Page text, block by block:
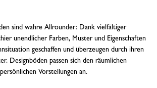
sind wahre Allrounder: Dank vielfältiger
unendlicher Farben, Muster und Eigenschaften
geschaffen und überzeugen durch ihren
Designböden passen sich den räumlichen
Vorstellungen an.